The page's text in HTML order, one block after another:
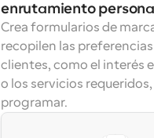
enrutamiento
Crea formularios de
recopilen las preferencias
clientes, como el interés
o los servicios
programar.